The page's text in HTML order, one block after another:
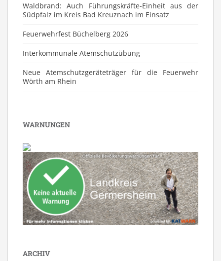
Waldbrand: Auch Führungskräfte-Einheit aus der
Südpfalz im Kreis Bad Kreuznach im Einsatz
Feuerwehrfest Büchelberg 2026
⁠Interkommunale Atemschutzübung
Neue Atemschutzgeräteträger für die Feuerwehr
Wörth am Rhein
WARNUNGEN
ARCHIV